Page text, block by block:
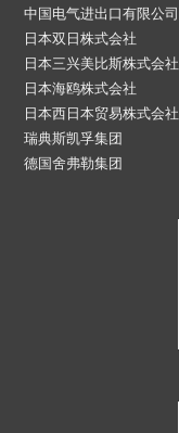
中国电气进出口有限公司
日本双日株式会社
日本三兴美比斯株式会社
日本海鸥株式会社
日本西日本贸易株式会社
瑞典斯凯孚集团
德国舍弗勒集团